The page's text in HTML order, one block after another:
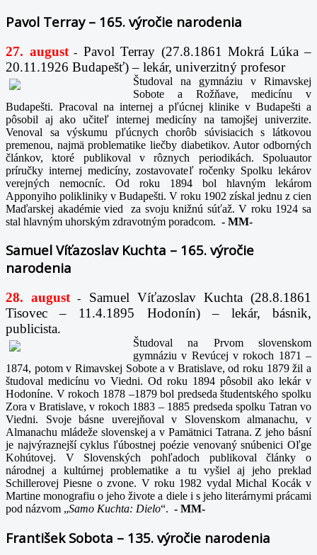
Pavol Terray – 165. výročie narodenia
27. august- Pavol Terray (27.8.1861 Mokrá Lúka –
20.11.1926 Budapešť) – lekár, univerzitný profesor
Študoval na gymnáziu v Rimavskej
Sobote a Rožňave, medicínu v
Budapešti. Pracoval na internej a pľúcnej klinike v Budapešti a
pôsobil aj ako učiteľ internej medicíny na tamojšej univerzite.
Venoval sa výskumu pľúcnych chorôb súvisiacich s látkovou
premenou, najmä problematike liečby diabetikov. Autor odborných
článkov, ktoré publikoval v rôznych periodikách. Spoluautor
príručky internej medicíny, zostavovateľ ročenky Spolku lekárov
verejných nemocníc. Od roku 1894 bol hlavným lekárom
Apponyiho polikliniky v Budapešti. V roku 1902 získal jednu z cien
Maďarskej akadémie vied za svoju knižnú súťaž. V roku 1924 sa
stal hlavným uhorským zdravotným poradcom. - MM-
Samuel Víťazoslav Kuchta – 165. výročie
narodenia
28. august -
Samuel Víťazoslav Kuchta (28.8.1861
Tisovec – 11.4.1895 Hodonín) – lekár, básnik,
publicista.
Študoval na Prvom slovenskom
gymnáziu v Revúcej v rokoch 1871 –
1874, potom v Rimavskej Sobote a v Bratislave, od roku 1879 žil a
študoval medicínu vo Viedni. Od roku 1894 pôsobil ako lekár v
Hodoníne. V rokoch 1878 –1879 bol predseda študentského spolku
Zora v Bratislave, v rokoch 1883 – 1885 predseda spolku Tatran vo
Viedni. Svoje básne uverejňoval v Slovenskom almanachu, v
Almanachu mládeže slovenskej a v Pamätnici Tatrana. Z jeho básní
je najvýraznejší cyklus ľúbostnej poézie venovaný snúbenici Oľge
Kohútovej. V Slovenských pohľadoch publikoval články o
národnej a kultúrnej problematike a tu vyšiel aj jeho preklad
Schillerovej Piesne o zvone. V roku 1982 vydal Michal Kocák v
Martine monografiu o jeho živote a diele i s jeho literárnymi prácami
pod názvom „Samo Kuchta: Dielo“. - MM-
František Sobota – 135. výročie narodenia